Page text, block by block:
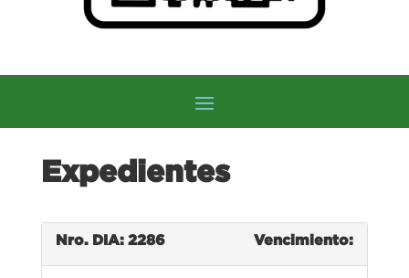
Expedientes
Nro. DIA: 2286 Vencimiento: